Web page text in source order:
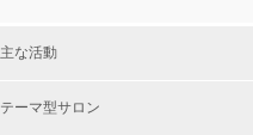
主な活動
テーマ型サロン